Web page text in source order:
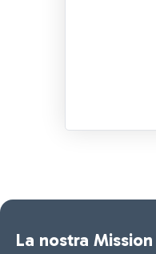
La nostra Mission